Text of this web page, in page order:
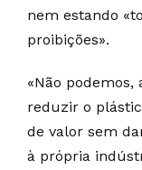
nem estando
proibições».
«Não
reduzir o
de valor sem
à própria